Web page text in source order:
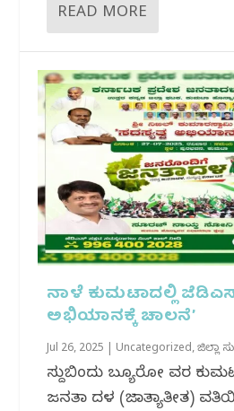
READ MORE
ನಾಳೆ ಕುಮಟಾದಲ್ಲಿ ಜೆಡಿಎಸ್
ಅಭಿಯಾನಕ್ಕೆ ಚಾಲನೆ’
Jul 26, 2025 Uncategorized,ಜಿಲ್ಲಾ
ಸುದ್ದಿಬಿಂದು ಬ್ಯೂರೋ ವರದಿ
ಜನತಾ ದಳ (ಜಾತ್ಯಾತೀತ)